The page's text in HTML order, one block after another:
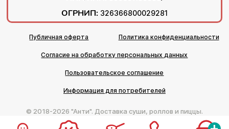
ОГРНИП: 326366800029281
Публичная оферта Политика конфиденциальности
Согласие на обработку персональных данных
Пользовательское соглашение
Информация для потребителей
© 2018-2026 "Анти". Доставка суши, роллов и пиццы.